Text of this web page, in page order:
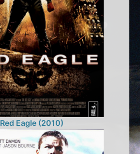
Red Eagle (2010)